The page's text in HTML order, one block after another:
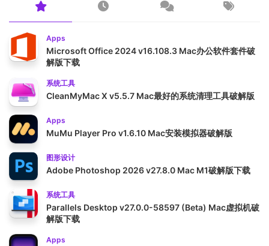
Apps
Microsoft Office 2024 v16.108.3 Mac办公软件套件破
解版下载
系统工具
CleanMyMac X v5.5.7 Mac最好的系统清理工具破解版
Apps
MuMu Player Pro v1.6.10 Mac安装模拟器破解版
图形设计
Adobe Photoshop 2026 v27.8.0 Mac M1破解版下载
系统工具
Parallels Desktop v27.0.0-58597 (Beta) Mac虚拟机破
解版下载
Apps